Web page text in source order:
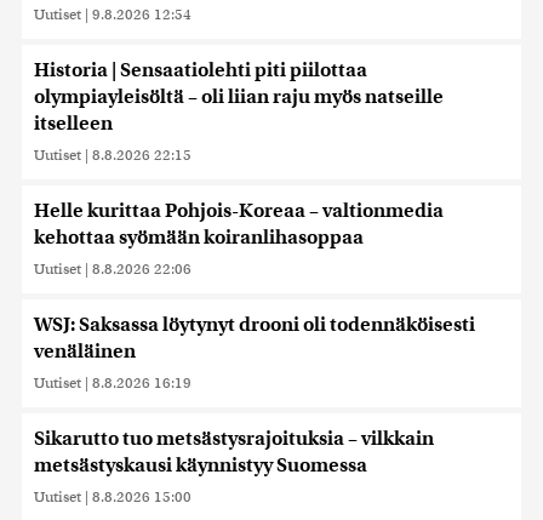
Uutiset | 9.8.2026 12:54
Historia | Sensaatiolehti piti piilottaa
olympiayleisöltä – oli liian raju myös natseille
itselleen
Uutiset | 8.8.2026 22:15
Helle kurittaa Pohjois-Koreaa – valtionmedia
kehottaa syömään koiranlihasoppaa
Uutiset | 8.8.2026 22:06
WSJ: Saksassa löytynyt drooni oli todennäköisesti
venäläinen
Uutiset | 8.8.2026 16:19
Sikarutto tuo metsästysrajoituksia – vilkkain
metsästyskausi käynnistyy Suomessa
Uutiset | 8.8.2026 15:00